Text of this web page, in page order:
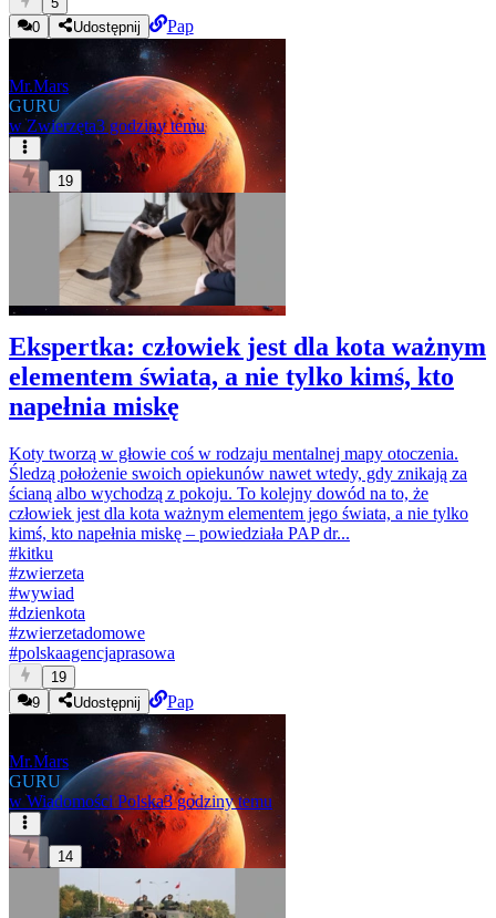
0
Udostępnij Pap
Mr.Mars
GURU
w Zwierzęta3 godziny temu
19
Ekspertka: człowiek jest dla kota ważnym
elementem świata, a nie tylko kimś, kto
napełnia miskę
Koty tworzą w głowie coś w rodzaju mentalnej mapy otoczenia.
Śledzą położenie swoich opiekunów nawet wtedy, gdy znikają za
ścianą albo wychodzą z pokoju. To kolejny dowód na to, że
człowiek jest dla kota ważnym elementem jego świata, a nie tylko
kimś, kto napełnia miskę – powiedziała PAP dr...
#kitku
#zwierzeta
#wywiad
#dzienkota
#zwierzetadomowe
#polskaagencjaprasowa
19
9
Udostępnij Pap
Mr.Mars
GURU
w Wiadomości Polska3 godziny temu
14